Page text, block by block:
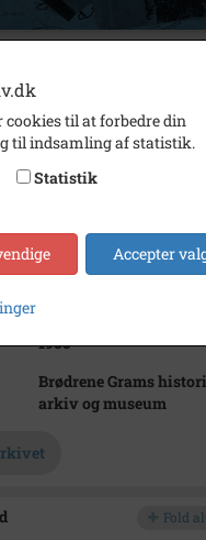
Arkivalier
1985
Brødrene Grams
arkiv og museum
Fold
til at forbedre din
til indsamling af statistik.
Statistik
Accepter